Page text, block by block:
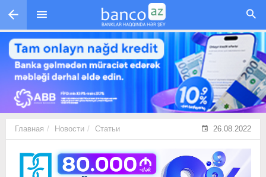
Перейти к основному содержанию
Главная Новости Статьи 26.08.2022